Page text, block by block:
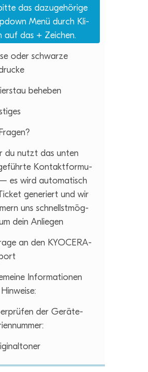
das dazu­ge­hö­rige
Menü durch Kli­
auf das + Zeichen.
oder schwarze
beheben
du nutzt das unten
Kon­takt­for­mu­
es wird auto­ma­tisch
gene­riert und wir
uns schnellst­mög­
dein Anliegen
an den KYOCERA-
Infor­ma­tio­nen
der Geräte-